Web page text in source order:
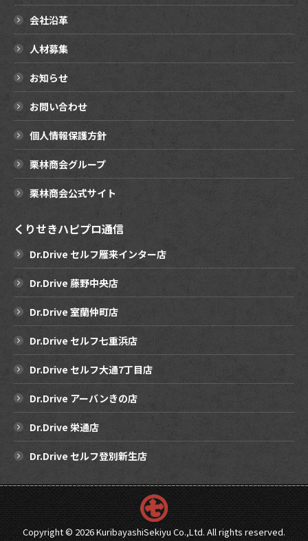
会社沿革
人材募集
お知らせ
お問い合わせ
個人情報保護方針
栗林商会グループ
栗林商会公式サイト
くりせきハピプロ通信
Dr.Drive セルフ雁来インター店
Dr.Drive 藤野中央店
Dr.Drive 室蘭仲町店
Dr.Drive セルフ七重浜店
Dr.Drive セルフ大通7丁目店
Dr.Drive アーバンきの店
Dr.Drive 栄通店
Dr.Drive セルフ登別新生店
Copyright ©2026 KuribayashiSekiyu Co.,Ltd. All rights reserved.